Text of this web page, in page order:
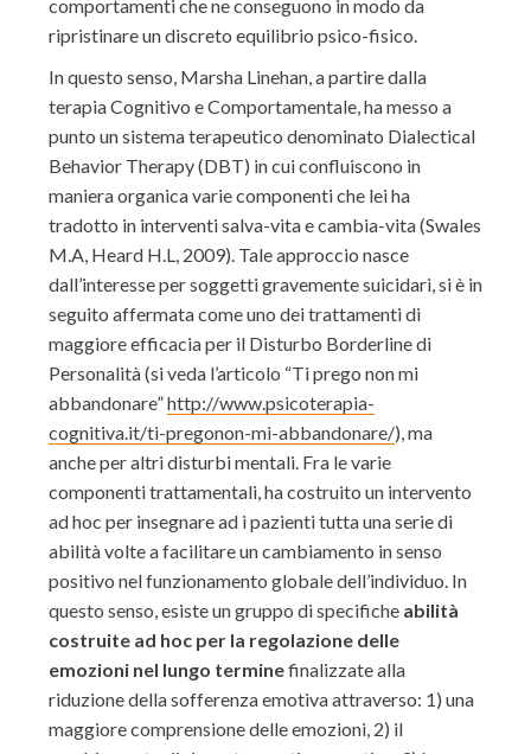
comportamenti che ne conseguono in modo da
ripristinare un discreto equilibrio psico-fisico.
In questo senso, Marsha Linehan, a partire dalla
terapia Cognitivo e Comportamentale, ha messo a
punto un sistema terapeutico denominato Dialectical
Behavior Therapy (DBT) in cui confluiscono in
maniera organica varie componenti che lei ha
tradotto in interventi salva-vita e cambia-vita (Swales
M.A, Heard H.L, 2009). Tale approccio nasce
dall’interesse per soggetti gravemente suicidari, si è in
seguito affermata come uno dei trattamenti di
maggiore efficacia per il Disturbo Borderline di
Personalità (si veda l’articolo “Ti prego non mi
abbandonare”http://www.psicoterapia-
cognitiva.it/ti-pregonon-mi-abbandonare/), ma
anche per altri disturbi mentali. Fra le varie
componenti trattamentali, ha costruito un intervento
ad hoc per insegnare ad i pazienti tutta una serie di
abilità volte a facilitare un cambiamento in senso
positivo nel funzionamento globale dell’individuo. In
questo senso, esiste un gruppo di specifiche abilità
costruite ad hoc per la regolazione delle
emozioni nel lungo terminefinalizzate alla
riduzione della sofferenza emotiva attraverso: 1) una
maggiore comprensione delle emozioni, 2) il